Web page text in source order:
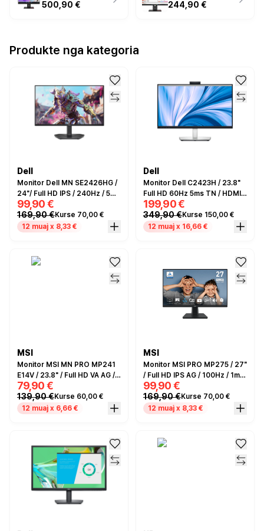
500,90 € 244,90 €
Produkte nga kategoria
Dell
Monitor Dell MN SE2426HG /
24"/ Full HD IPS / 240Hz / 5ms
/ HDMI+DP - Zezë
99,90 €
169,90 €Kurse 70,00 €
12 muaj x 8,33 €
Dell
Monitor Dell C2423H / 23.8"
Full HD 60Hz 5ms TN / HDMI,
DP / Video Conferencing /
Microphone/camera - e zezë
/ Hiri
199,90 €
349,90 €Kurse 150,00 €
12 muaj x 16,66 €
MSI
Monitor MSI MN PRO MP241
E14V / 23.8" / Full HD VA AG /
144Hz / 1ms / HDMI+DP -
Zezë
79,90 €
139,90 €Kurse 60,00 €
12 muaj x 6,66 €
MSI
Monitor MSI PRO MP275 / 27"
/ Full HD IPS AG / 100Hz / 1ms
/ HDMI+VGA - Zezë
99,90 €
169,90 €Kurse 70,00 €
12 muaj x 8,33 €